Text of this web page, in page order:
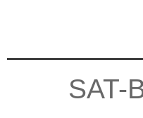
SAT-